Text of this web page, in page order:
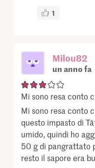
1
Milou82
un anno fa
Mi sono resa conto
Mi sono resa conto
questo impasto di
umido, quindi ho
50 g di pangrattato
resto il sapore era